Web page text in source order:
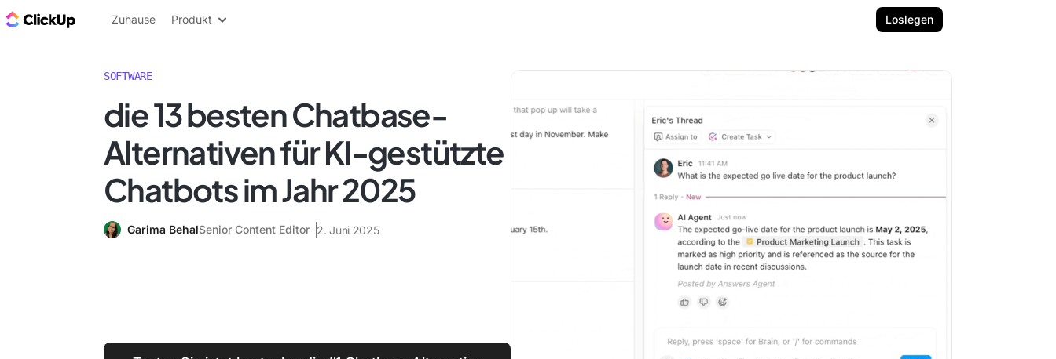
ClickUp Blog
Zuhause Produkt Loslegen
SOFTWARE
die 13 besten Chatbase-
Alternativen für KI-gestützte
Chatbots im Jahr 2025
Garima BehalSenior Content Editor 2. Juni 2025